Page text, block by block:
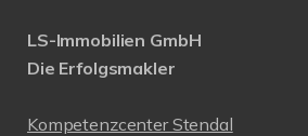
LS-Immobilien GmbH
Die Erfolgsmakler
Kompetenzcenter Stendal